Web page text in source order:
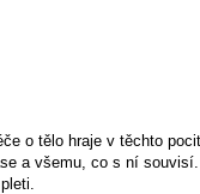
o tělo hraje v těchto
a všemu, co s ní